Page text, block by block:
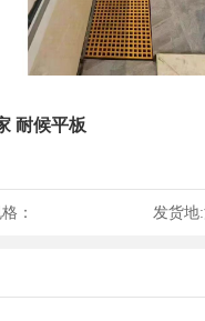
耐候平板
： 发货地: